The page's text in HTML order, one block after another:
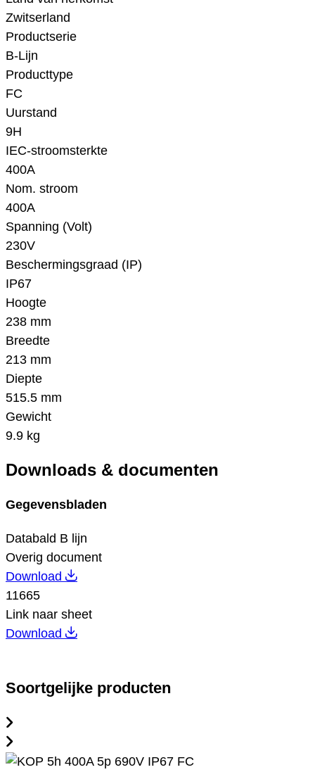
Zwitserland
Productserie
B-Lijn
Producttype
FC
Uurstand
9H
IEC-stroomsterkte
400A
Nom. stroom
400A
Spanning (Volt)
230V
Beschermingsgraad (IP)
IP67
Hoogte
238 mm
Breedte
213 mm
Diepte
515.5 mm
Gewicht
9.9 kg
Downloads & documenten
Gegevensbladen
Databald B lijn
Overig document
Download
11665
Link naar sheet
Download
Soortgelijke producten